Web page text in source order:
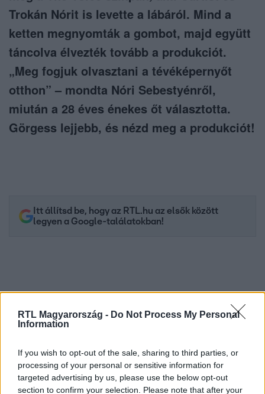
RTL Magyarország - Do Not Process My Personal
Information
If you wish to opt-out of the sale, sharing to third parties, or
processing of your personal or sensitive information for
targeted advertising by us, please use the below opt-out
section to confirm your selection. Please note that after your
Trokán Nórit is levette a lábáról. Mind a
ketten megnyomták a gombot, majd együtt
táncolva élvezték tovább a produkciót.
„Meg fogjuk olvasztani a tévéképernyőt
otthon” – mondta Nóri Sebestyénről,
miután a 28 éves énekes őt választotta.
Görgess lejjebb, és nézd meg a produkciót!
Itt állítsd be, hogy az RTL.hu az elsők között
legyen a Google-találatokban!
Kövess minket, és értesülj a friss hírekről a
Facebookon is!